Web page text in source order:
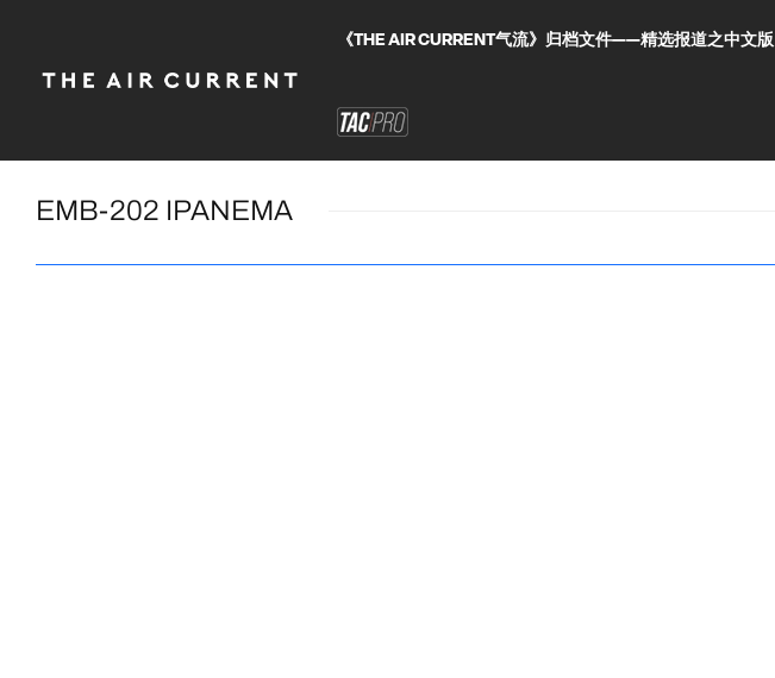
《THE AIR CURRENT气流》归档文件——精选报道之中文版
EMB-202 IPANEMA